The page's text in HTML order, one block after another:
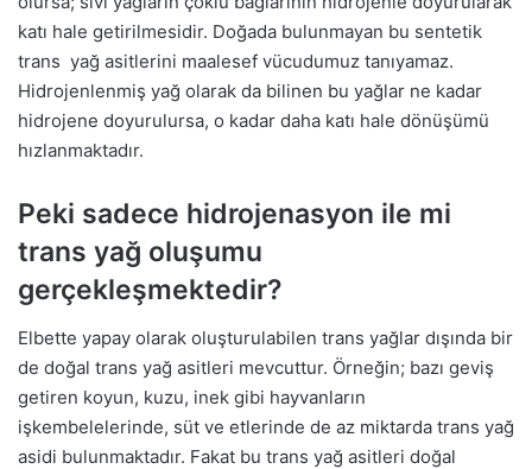
katı hale getirilmesidir. Doğada bulunmayan bu sentetik
trans yağ asitlerini maalesef vücudumuz tanıyamaz.
Hidrojenlenmiş yağ olarak da bilinen bu yağlar ne kadar
hidrojene doyurulursa, o kadar daha katı hale dönüşümü
hızlanmaktadır.
Peki sadece hidrojenasyon ile mi
trans yağ oluşumu
gerçekleşmektedir?
Elbette yapay olarak oluşturulabilen trans yağlar dışında bir
de doğal trans yağ asitleri mevcuttur. Örneğin; bazı geviş
getiren koyun, kuzu, inek gibi hayvanların
işkembelelerinde, süt ve etlerinde de az miktarda trans yağ
asidi bulunmaktadır. Fakat bu trans yağ asitleri doğal